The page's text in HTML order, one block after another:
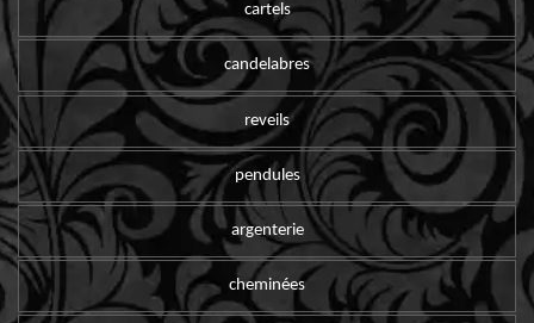
cartels
candelabres
reveils
pendules
argenterie
cheminées